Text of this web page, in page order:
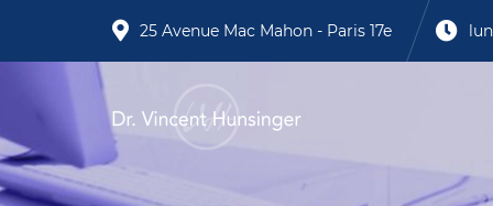
25 Avenue Mac Mahon - Paris 17e